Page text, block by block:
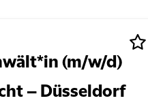
(m/w/d)
– Düsseldorf